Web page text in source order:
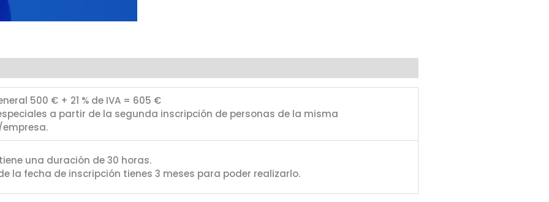
500 € + 21 % de IVA = 605 €
a partir de la segunda inscripción de personas de la misma
una duración de 30 horas.
la fecha de inscripción tienes 3 meses para poder realizarlo.